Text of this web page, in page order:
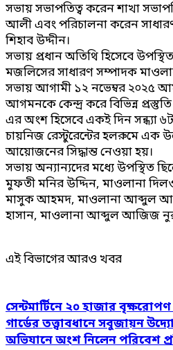
সভায় সভাপতিত্ব করেন শাখা
আলী এবং পরিচালনা করেন
শিহাব উদ্দীন।
সভায় প্রধান অতিথি হিসেবে
মজলিসের সাধারণ সম্পাদক
সভায় আগামী ১২ নভেম্বর ২০২৫
আগমনকে কেন্দ্র করে বিভিন্ন
এর অংশ হিসেবে একই দিন সন্ধ্যা
চায়নিজ রেস্টুরেন্টের হলরুমে এক
আয়োজনের সিদ্ধান্ত নেওয়া হয়।
সভায় অন্যান্যদের মধ্যে উপস্থিত
মুফতী মনির উদ্দিন, মাওলানা
মাসুক আহমদ, মাওলানা আব্দুল
হাসান, মাওলানা আব্দুল আজিজ
এই বিভাগের আরও খবর
সেন্টমার্টিনে ২০ হাজার
গার্ডের তত্ত্বাবধানে সবুজায়ন
অভিযানে অংশ নিলেন পরিবেশ